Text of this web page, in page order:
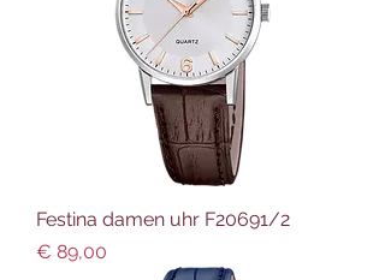
Festina damen uhr F20691/2
Preis
€ 89,00